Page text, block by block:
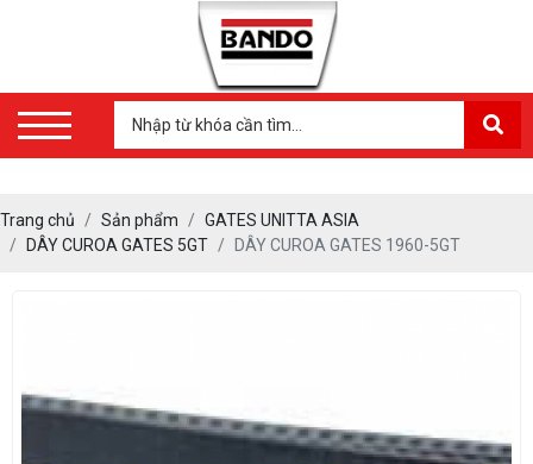
Trang chủ Sản phẩm
GATES UNITTA ASIA
DÂY CUROA GATES 5GT
DÂY CUROA GATES 1960-5GT